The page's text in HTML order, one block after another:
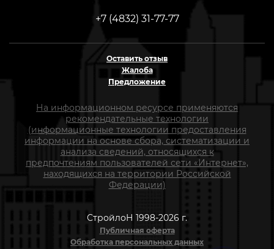
+7 (4832) 31-77-77
Оставить отзыв
Жалоба
Предложение
На информационном ресурсе применяются
рекомендательные технологии
(информационные технологии предоставления
информации на основе сбора, систематизации и
анализа сведений, относящихся к
предпочтениям пользователей сети «Интернет»,
находящихся на территории Российской
Федерации)
СтройлоН 1998-2026 г.
Публичная оферта
Обработка персональных данных